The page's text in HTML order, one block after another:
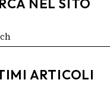
NEL SITO
ARTICOLI